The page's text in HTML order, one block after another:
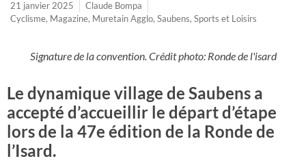
21 janvier 2025
Claude Bompa
Cyclisme, Magazine, Muretain Agglo, Saubens, Sports et Loisirs
Signature de la convention. Crédit photo: Ronde de l'isard
Le dynamique village de Saubens a
accepté d’accueillir le départ d’étape
lors de la 47e édition de la Ronde de
l’Isard.